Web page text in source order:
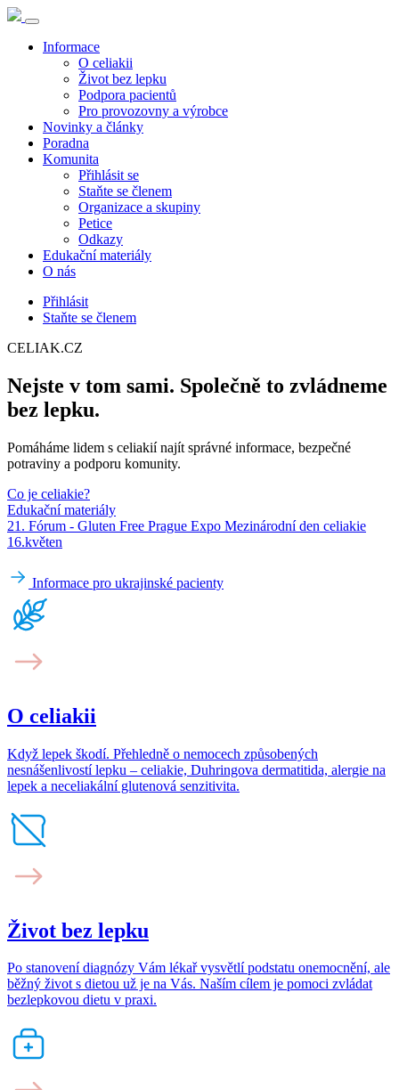
Informace
O celiakii
Život bez lepku
Podpora pacientů
Pro provozovny a výrobce
Novinky a články
Poradna
Komunita
Přihlásit se
Staňte se členem
Organizace a skupiny
Petice
Odkazy
Edukační materiály
O nás
Přihlásit
Staňte se členem
CELIAK.CZ
Nejste v tom sami. Společně to zvládneme
bez lepku.
Pomáháme lidem s celiakií najít správné informace, bezpečné
potraviny a podporu komunity.
Co je celiakie?
Edukační materiály
21. Fórum - Gluten Free Prague Expo Mezinárodní den celiakie
16.květen
Informace pro ukrajinské pacienty
O celiakii
Když lepek škodí. Přehledně o nemocech způsobených
nesnášenlivostí lepku – celiakie, Duhringova dermatitida, alergie na
lepek a neceliakální glutenová senzitivita.
Život bez lepku
Po stanovení diagnózy Vám lékař vysvětlí podstatu onemocnění, ale
běžný život s dietou už je na Vás. Naším cílem je pomoci zvládat
bezlepkovou dietu v praxi.